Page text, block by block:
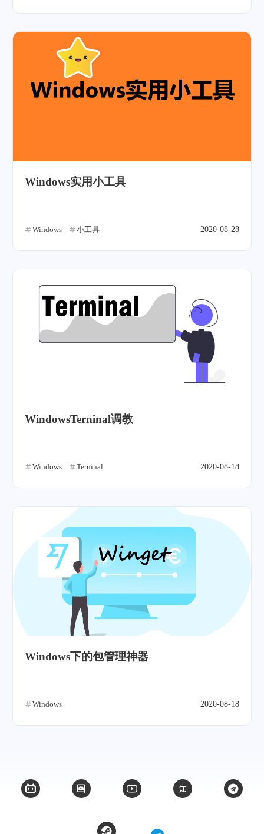
Windows实用小工具
Windows 小工具 2020-08-28
WindowsTerninal调教
Windows Terninal 2020-08-18
Windows下的包管理神器
Windows 2020-08-18